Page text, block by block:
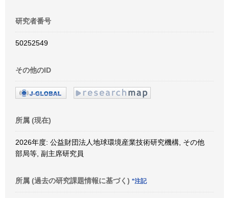
研究者番号
50252549
その他のID
所属 (現在)
2026年度: 公益財団法人地球環境産業技術研究機構, その他
部局等, 副主席研究員
所属 (過去の研究課題情報に基づく) *注記